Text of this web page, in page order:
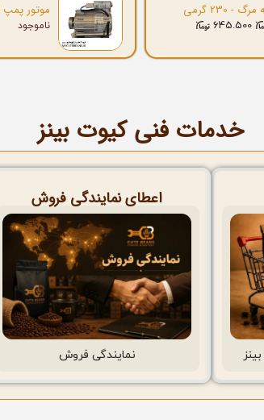
230 گرمی
645.500
موتور
ناموجود
خدمات فنی کیوت بینز
اعطای نمایندگی فروش
نمایندگی فروش